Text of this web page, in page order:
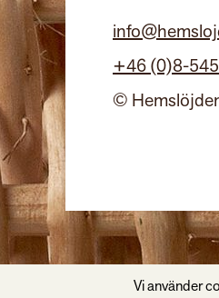
+46 (0)8-
©
Vi använder